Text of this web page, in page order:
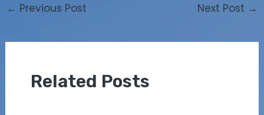
← Previous Post Next Post →
Related Posts